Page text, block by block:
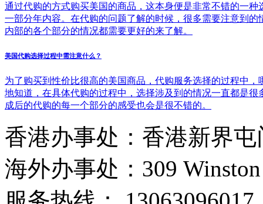
通过代购的方式购买美国的商品，这本身便是非常不错的一
一部分年内容。在代购的问题了解的时候，很多需要注意到
内部的各个部分的情况都需要更好的来了解。
美国代购选择过程中需注意什么？
为了购买到性价比很高的美国商品，代购服务选择的过程中
地知道，在具体代购的过程中，选择涉及到的情况一直都是
成后的代购的每一个部分的感受也会是很不错的。
香港办事处：香港新界
海外办事处：309